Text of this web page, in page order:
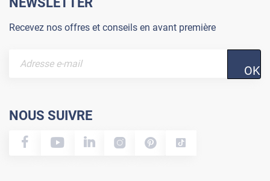
Recevez nos offres et conseils en avant première
OK
NOUS SUIVRE